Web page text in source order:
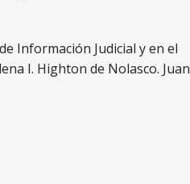
Información Judicial y en el
I. Highton de Nolasco. Juan